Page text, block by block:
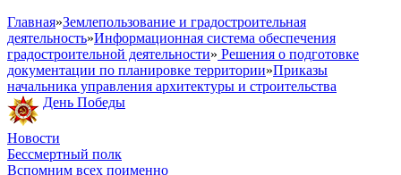
Главная»Землепользование и градостроительная
деятельность»Информационная система обеспечения
градостроительной деятельности» Решения о подготовке
документации по планировке территории»Приказы
начальника управления архитектуры и строительства
День Победы
Новости
Бессмертный полк
Вспомним всех поименно